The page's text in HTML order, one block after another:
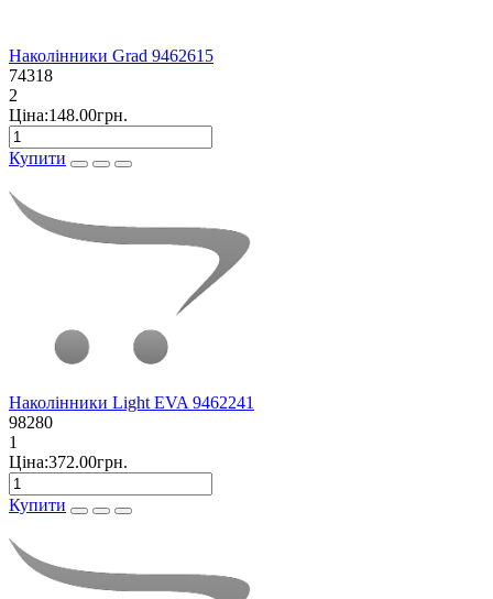
Наколінники Grad 9462615
74318
2
Ціна:148.00грн.
Купити
Наколінники Light EVA 9462241
98280
1
Ціна:372.00грн.
Купити